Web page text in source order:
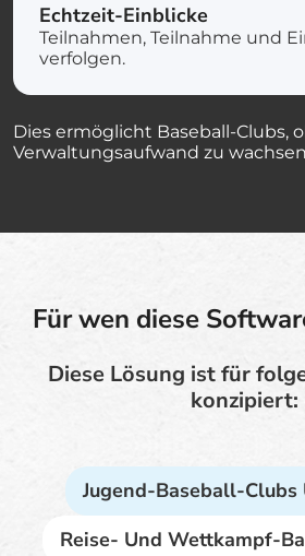
Echtzeit-Einblicke
Teilnahmen, Teilnahme und
verfolgen.
Dies ermöglicht Baseball-Clubs,
Verwaltungsaufwand zu
Für wen diese
Diese Lösung ist für
konzipiert:
Jugend-Baseball-Clubs
Reise- Und Wettkampf-